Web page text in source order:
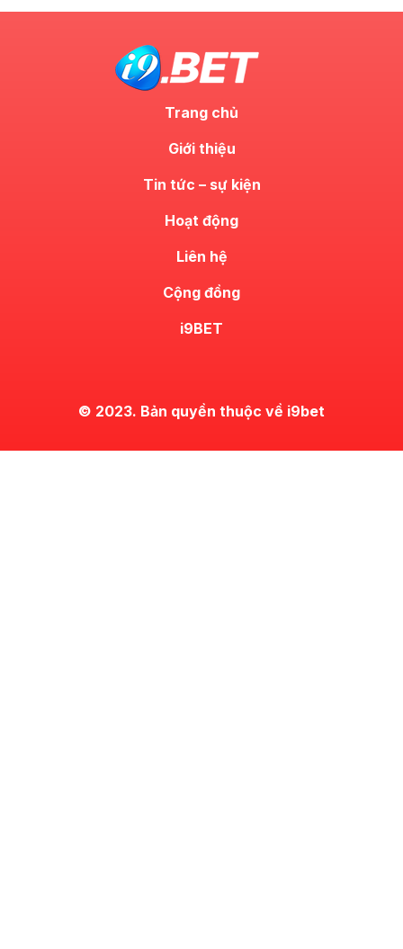
Trang chủ
Giới thiệu
Tin tức – sự kiện
Hoạt động
Liên hệ
Cộng đồng
i9BET
© 2023. Bản quyền thuộc về i9bet